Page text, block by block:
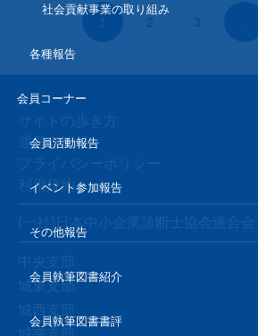
社会貢献事業の取り組み
各種報告
会員コーナー
会員活動報告
イベント参加報告
その他報告
会員執筆図書紹介
会員執筆図書書評
3
サイトの歩き方
運営者情報
プライバシーポリシー
利用規約
(一社)日本中小企業診断士協会連合会
中央支部
城東支部
城西支部